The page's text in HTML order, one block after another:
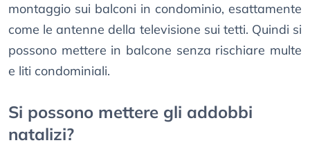
montaggio sui balconi in condominio, esattamente
come le antenne della televisione sui tetti. Quindi si
possono mettere in balcone senza rischiare multe
e liti condominiali.
Si possono mettere gli addobbi
natalizi?